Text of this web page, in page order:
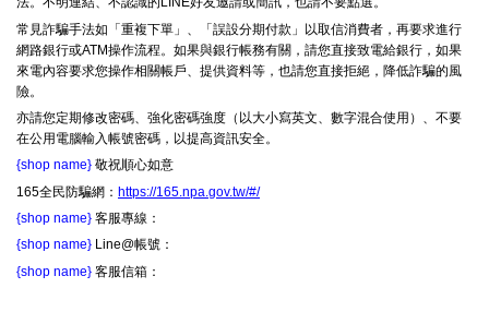
常見詐騙手法如「重複下單」、「誤設分期付款」以取信消費者，再要求進行
網路銀行或ATM操作流程。如果與銀行帳務有關，請您直接致電給銀行，如果
來電內容要求您操作相關帳戶、提供資料等，也請您直接拒絕，降低詐騙的風
險。
亦請您定期修改密碼、強化密碼強度（以大小寫英文、數字混合使用）、不要
在公用電腦輸入帳號密碼，以提高資訊安全。
{shop name} 敬祝順心如意
165全民防騙網： https://165.npa.gov.tw/#/
{shop name} 客服專線：
{shop name} Line@帳號：
{shop name} 客服信箱：